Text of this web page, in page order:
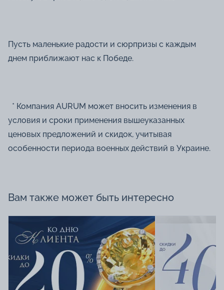
Пусть маленькие радости и сюрпризы с каждым
днем ​​приближают нас к Победе.
* Компания AURUM может вносить изменения в
условия и сроки применения вышеуказанных
ценовых предложений и скидок, учитывая
особенности периода военных действий в Украине.
Вам также может быть интересно